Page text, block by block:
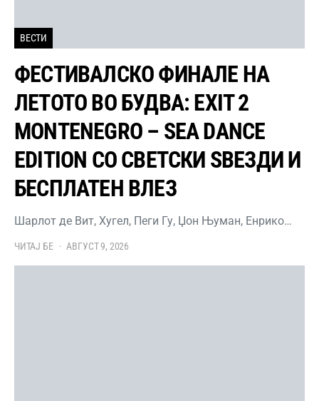
ВЕСТИ
ФЕСТИВАЛСКО ФИНАЛЕ НА
ЛЕТОТО ВО БУДВА: EXIT 2
MONTENEGRO – SEA DANCE
EDITION СО СВЕТСКИ ЅВЕЗДИ И
БЕСПЛАТЕН ВЛЕЗ
Шарлот де Вит, Хугел, Пеги Гу, Џон Њуман, Енрико…
ЧИТАЈ БЕ АВГУСТ 9, 2026